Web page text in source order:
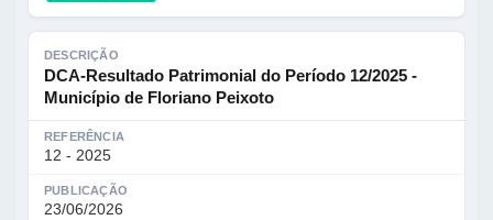
DESCRIÇÃO
DCA-Resultado Patrimonial do Período 12/2025 -
Município de Floriano Peixoto
REFERÊNCIA
12 - 2025
PUBLICAÇÃO
23/06/2026